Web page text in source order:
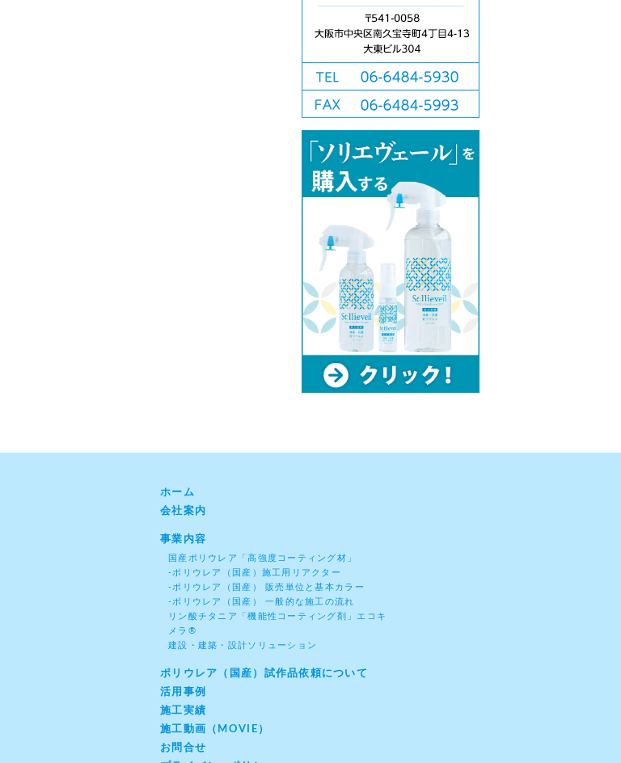
ホーム
会社案内
事業内容
国産ポリウレア「高強度コーティング材」
-ポリウレア（国産）施工用リアクター
-ポリウレア（国産） 販売単位と基本カラー
-ポリウレア（国産） 一般的な施工の流れ
リン酸チタニア「機能性コーティング剤」エコキ
メラ®
建設・建築・設計ソリューション
ポリウレア（国産）試作品依頼について
活用事例
施工実績
施工動画（MOVIE）
お問合せ